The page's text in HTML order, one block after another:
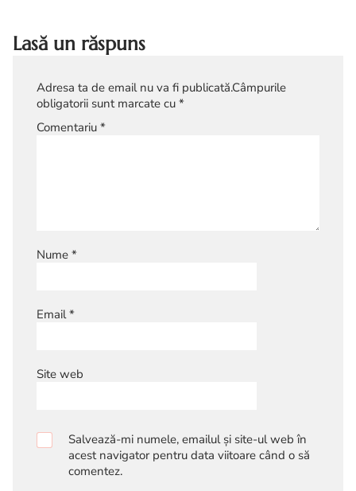
Lasă un răspuns
Adresa ta de email nu va fi publicată.Câmpurile
obligatorii sunt marcate cu *
Comentariu *
Nume *
Email*
Site web
Salvează-mi numele, emailul și site-ul web în
acest navigator pentru data viitoare când o să
comentez.